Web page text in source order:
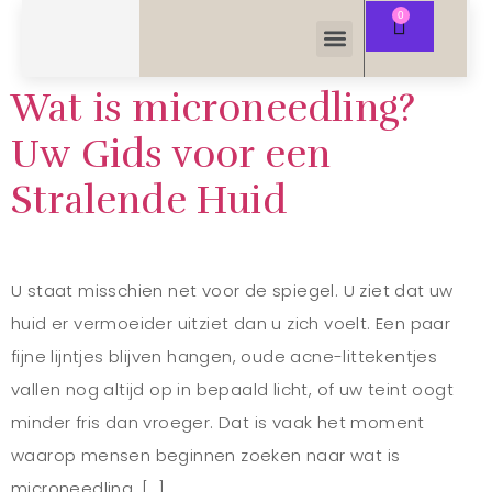
Wat is microneedling?
Uw Gids voor een
Stralende Huid
U staat misschien net voor de spiegel. U ziet dat uw
huid er vermoeider uitziet dan u zich voelt. Een paar
fijne lijntjes blijven hangen, oude acne-littekentjes
vallen nog altijd op in bepaald licht, of uw teint oogt
minder fris dan vroeger. Dat is vaak het moment
waarop mensen beginnen zoeken naar wat is